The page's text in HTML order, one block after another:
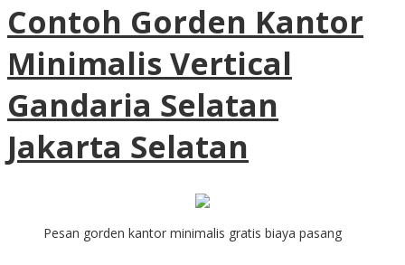
Contoh Gorden Kantor
Minimalis Vertical
Gandaria Selatan
Jakarta Selatan
Pesan gorden kantor minimalis gratis biaya pasang